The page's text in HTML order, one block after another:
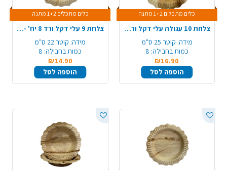
כלים מתכלים 1+2 מתנה
צלחת 10 עגולה עלי דקל ורד 8 יח' - גדול
מידה: קוטר 25 ס"מ
כמות בחבילה: 8
₪16.90
הוספה לסל
כלים מתכלים 1+2 מתנה
צלחת 9 עלי דקל ורד 8 יח' - בינוני
מידה: קוטר 22 ס"מ
כמות בחבילה: 8
₪14.90
הוספה לסל